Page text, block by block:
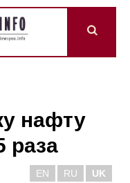
нафту
раза
EN RU UK